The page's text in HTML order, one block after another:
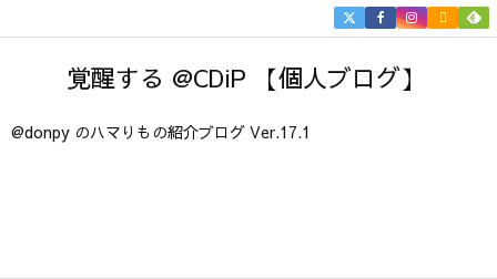
覚醒する @CDiP 【個人ブログ】
@donpy のハマりもの紹介ブログ Ver.17.1

